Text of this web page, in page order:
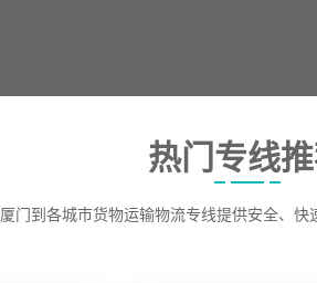
热门专线
厦门到各城市货物运输物流专线提供安全、快